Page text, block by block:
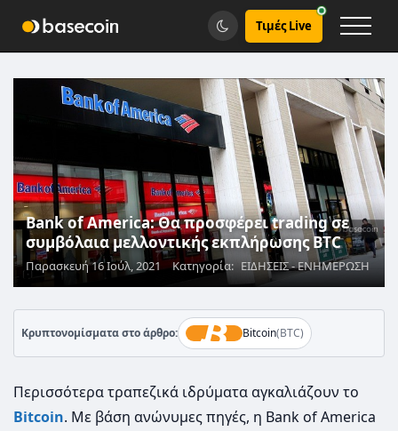
Τιμές Live
Bank of America: Θα προσφέρει trading σε
συμβόλαια μελλοντικής εκπλήρωσης BTC
Παρασκευή 16 Ιούλ, 2021 Κατηγορία: ΕΙΔΗΣΕΙΣ - ΕΝΗΜΕΡΩΣΗ
Κρυπτονομίσματα στο άρθρο: Bitcoin(BTC)
Περισσότερα τραπεζικά ιδρύματα αγκαλιάζουν το
Bitcoin. Με βάση ανώνυμες πηγές, η Bank of America